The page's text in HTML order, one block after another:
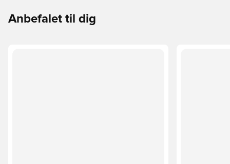
Anbefalet til dig